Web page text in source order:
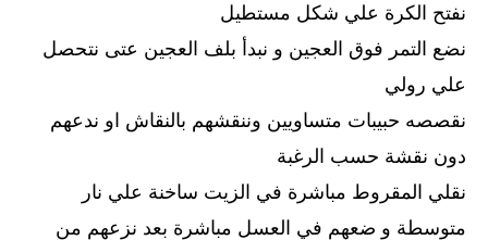
نفتح الكرة علي شكل مستطيل
نضع التمر فوق العجين و نبدأ بلف العجين عتى نتحصل
علي رولي
نقصصه حبيبات متساويين وننقشهم بالنقاش او ندعهم
دون نقشة حسب الرغبة
نقلي المقروط مباشرة في الزيت ساخنة علي نار
متوسطة و ضعهم في العسل مباشرة بعد نزعهم من